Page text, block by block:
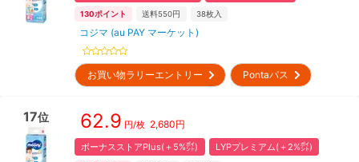
130ポイント 送料550円 38枚入
コジマ (au PAY マーケット)
お買い物ラリーエントリー Pontaパス
17位 62.9 円/枚 2,680円
ボーナスストアPlus(＋5%㌽) LYPプレミアム(＋2%㌽)